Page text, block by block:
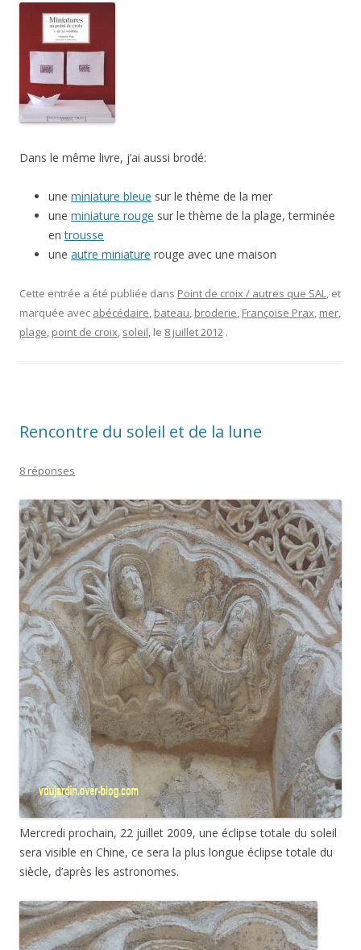
Dans le même livre, j’ai aussi brodé:
une miniature bleue sur le thème de la mer
une miniature rouge sur le thème de la plage, terminée
entrousse
une autre miniature rouge avec une maison
Cette entrée a été publiée dans Point de croix / autres que SAL, et
marquée avec abécédaire, bateau, broderie, Françoise Prax, mer,
plage, point de croix, soleil, le 8 juillet 2012 .
Rencontre du soleil et de la lune
8 réponses
Mercredi prochain, 22 juillet 2009, une éclipse totale du soleil
sera visible en Chine, ce sera la plus longue éclipse totale du
siècle, d’après les astronomes.